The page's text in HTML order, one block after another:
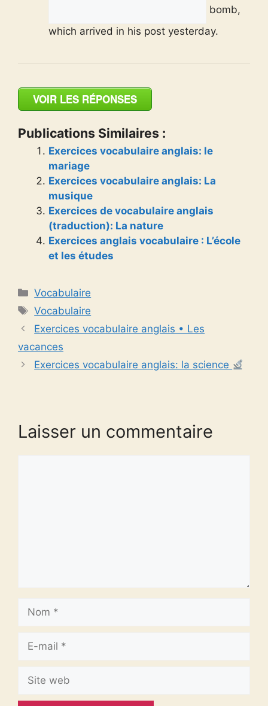
bomb,
which arrived in his post yesterday.
VOIR LES RÉPONSES
Publications Similaires :
Exercices vocabulaire anglais: le
mariage
Exercices vocabulaire anglais: La
musique
Exercices de vocabulaire anglais
(traduction): La nature
Exercices anglais vocabulaire : L’école
et les études
Catégories
Vocabulaire
Étiquettes
Vocabulaire
Exercices vocabulaire anglais • Les
vacances
Exercices vocabulaire anglais: la science
Laisser un commentaire
Nom
Site
web